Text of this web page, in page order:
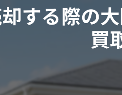
する際の
買